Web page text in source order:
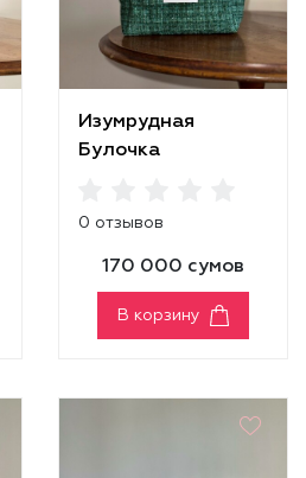
Изумрудная
Булочка
0 отзывов
170 000 сумов
В корзину